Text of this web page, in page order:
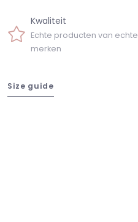
Kwaliteit
Echte producten van echte
merken
Size guide